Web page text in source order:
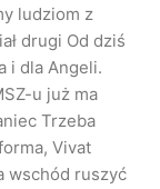
ludziom z
drugi Od dziś
i dla Angeli.
u już ma
Trzeba
Vivat
wschód ruszyć